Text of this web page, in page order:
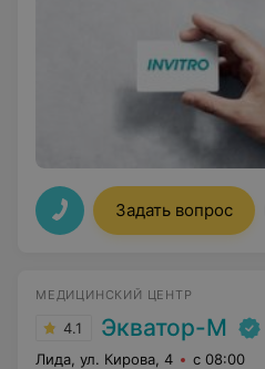
Задать вопрос
МЕДИЦИНСКИЙ ЦЕНТР
4.1 Экватор-М
Лида, ул. Кирова, 4 с 08:00